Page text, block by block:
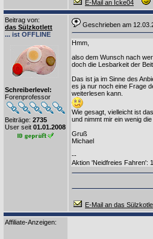
E-Mail an Icke04
Beitrag von:
das Sülzkotlett
... ist OFFLINE
Schreiberlevel:
Forenprofessor
Beiträge: 2735
User seit 01.01.2008
Geschrieben am
Hmm,
also dem Wunsch nach
doch die Lesbarkeit der
Das ist ja im Sinne des
es ja nur noch eine Frage
weiterlesen kann.
Wie gesagt, vielleicht ist
und nimmt mir ein wenig
Gruß
Michael
--
Aktion 'Neidfreies Fahren':
E-Mail an das
Affiliate-Anzeigen: